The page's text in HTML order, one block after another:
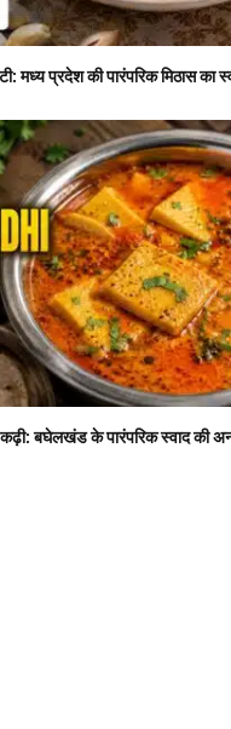
मध्य प्रदेश की पारंपरिक मिठास का
बघेलखंड के पारंपरिक स्वाद की